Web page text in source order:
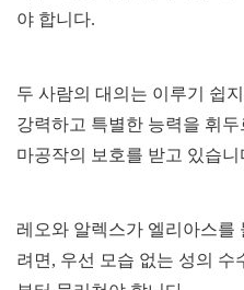
야 합니다.
두 사람의 대의는 이루기 쉽
강력하고 특별한 능력을 휘
마공작의 보호를 받고 있습니
레오와 알렉스가 엘리아스를
려면, 우선 모습 없는 성의 수